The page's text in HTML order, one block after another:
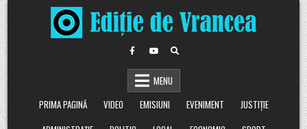
Skip
to
content
MENU
PRIMA PAGINĂ
VIDEO EMISIUNI EVENIMENT
JUSTIȚIE